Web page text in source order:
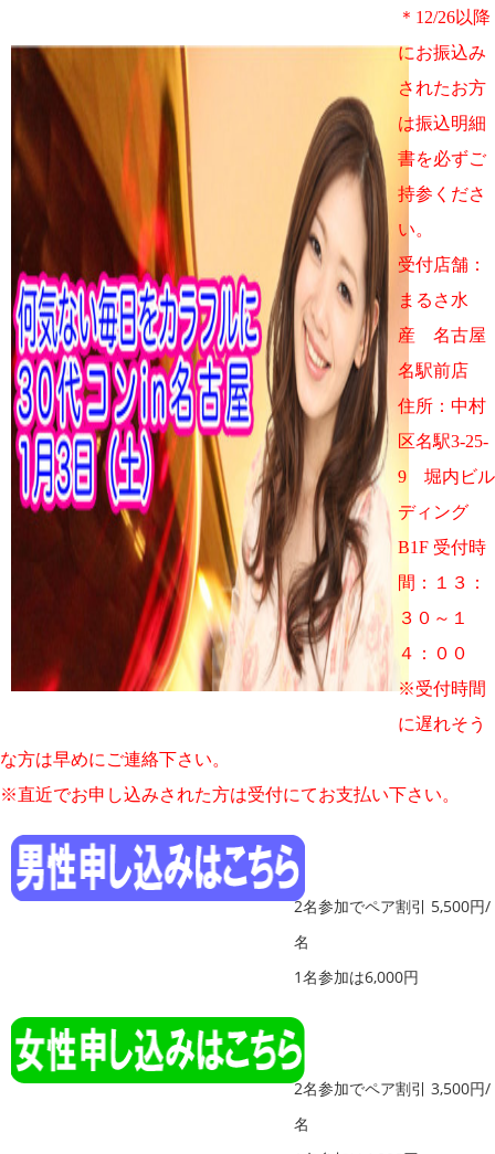
＊12/26以降
にお振込み
されたお方
は振込明細
書を必ずご
持参くださ
い。
受付店舗：
まるさ水
産 名古屋
名駅前店
住所：中村
区名駅3-25-
9 堀内ビル
ディング
B1F 受付時
間：１３：
３０～１
４：００
※受付時間
に遅れそう
な方は早めにご連絡下さい。
※直近でお申し込みされた方は受付にてお支払い下さい。
2名参加でペア割引 5,500円/
名
1名参加は6,000円
2名参加でペア割引 3,500円/
名